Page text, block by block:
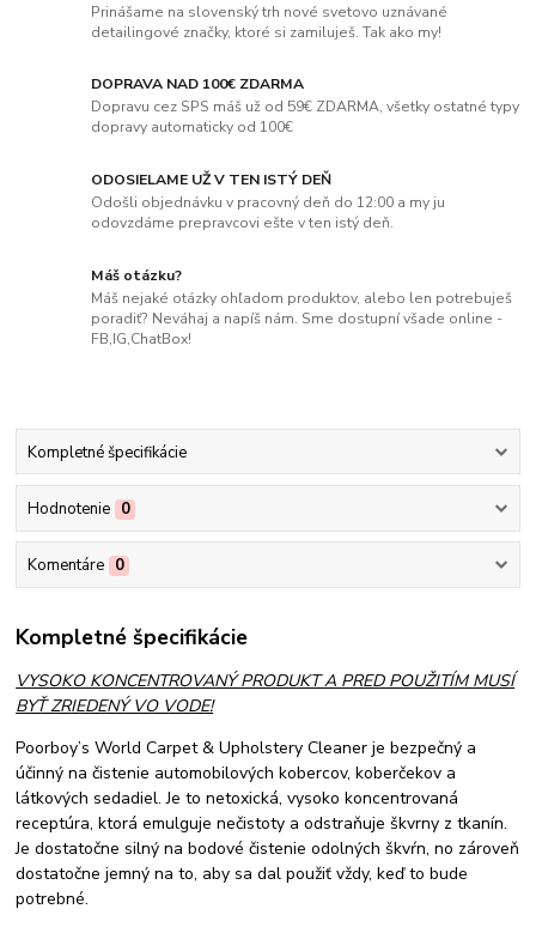
Prinášame na slovenský trh nové svetovo uznávané
detailingové značky, ktoré si zamiluješ. Tak ako my!
DOPRAVA NAD 100€ ZDARMA
Dopravu cez SPS máš už od 59€ ZDARMA, všetky ostatné typy
dopravy automaticky od 100€
ODOSIELAME UŽ V TEN ISTÝ DEŇ
Odošli objednávku v pracovný deň do 12:00 a my ju
odovzdáme prepravcovi ešte v ten istý deň.
Máš otázku?
Máš nejaké otázky ohľadom produktov, alebo len potrebuješ
poradiť? Neváhaj a napíš nám. Sme dostupní všade online -
FB,IG,ChatBox!
Kompletné špecifikácie
Hodnotenie 0
Komentáre 0
Kompletné špecifikácie
VYSOKO KONCENTROVANÝ PRODUKT A PRED POUŽITÍM MUSÍ
BYŤ ZRIEDENÝ VO VODE!
Poorboy’s World Carpet & Upholstery Cleaner je bezpečný a
účinný na čistenie automobilových kobercov, koberčekov a
látkových sedadiel. Je to netoxická, vysoko koncentrovaná
receptúra, ktorá emulguje nečistoty a odstraňuje škvrny z tkanín.
Je dostatočne silný na bodové čistenie odolných škvŕn, no zároveň
dostatočne jemný na to, aby sa dal použiť vždy, keď to bude
potrebné.